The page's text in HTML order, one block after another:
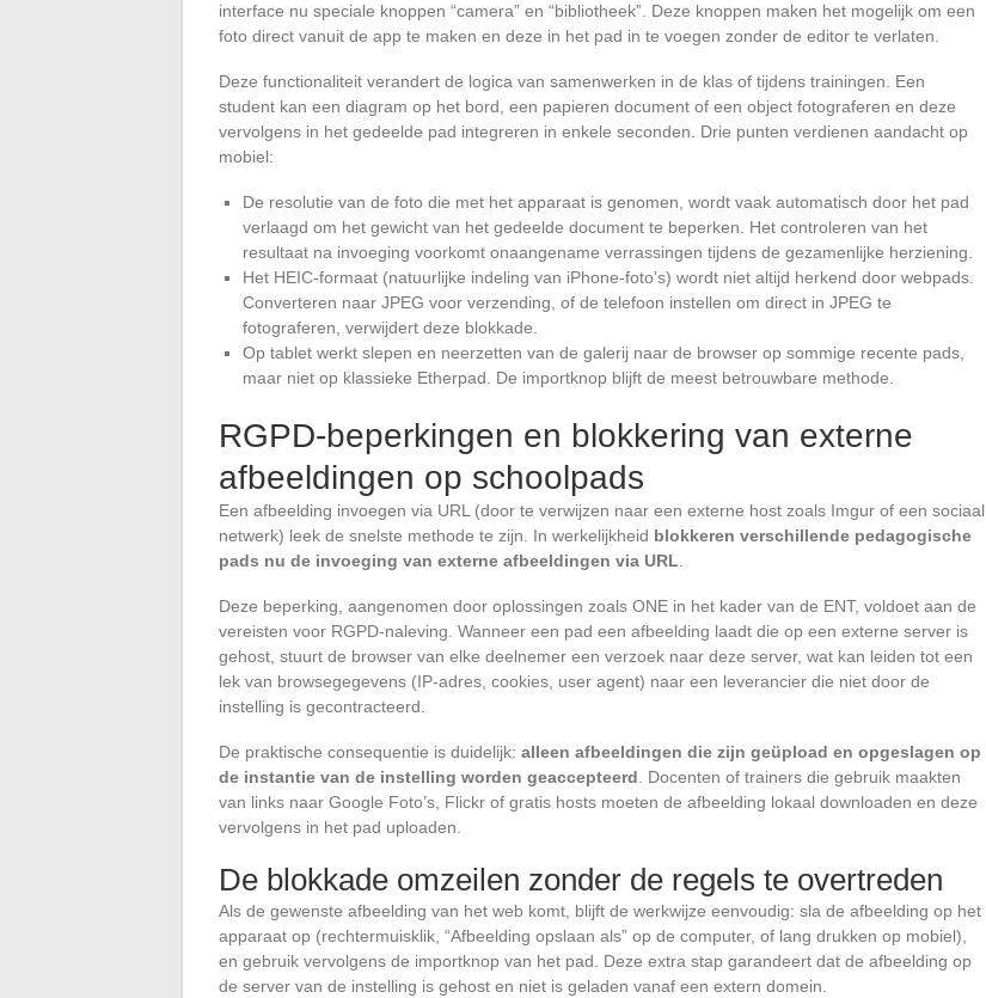
interface nu speciale knoppen “camera” en “bibliotheek”. Deze knoppen maken het mogelijk om een
foto direct vanuit de app te maken en deze in het pad in te voegen zonder de editor te verlaten.
Deze functionaliteit verandert de logica van samenwerken in de klas of tijdens trainingen. Een
student kan een diagram op het bord, een papieren document of een object fotograferen en deze
vervolgens in het gedeelde pad integreren in enkele seconden. Drie punten verdienen aandacht op
mobiel:
De resolutie van de foto die met het apparaat is genomen, wordt vaak automatisch door het pad
verlaagd om het gewicht van het gedeelde document te beperken. Het controleren van het
resultaat na invoeging voorkomt onaangename verrassingen tijdens de gezamenlijke herziening.
Het HEIC-formaat (natuurlijke indeling van iPhone-foto’s) wordt niet altijd herkend door webpads.
Converteren naar JPEG voor verzending, of de telefoon instellen om direct in JPEG te
fotograferen, verwijdert deze blokkade.
Op tablet werkt slepen en neerzetten van de galerij naar de browser op sommige recente pads,
maar niet op klassieke Etherpad. De importknop blijft de meest betrouwbare methode.
RGPD-beperkingen en blokkering van externe
afbeeldingen op schoolpads
Een afbeelding invoegen via URL (door te verwijzen naar een externe host zoals Imgur of een sociaal
netwerk) leek de snelste methode te zijn. In werkelijkheid blokkeren verschillende pedagogische
pads nu de invoeging van externe afbeeldingen via URL.
Deze beperking, aangenomen door oplossingen zoals ONE in het kader van de ENT, voldoet aan de
vereisten voor RGPD-naleving. Wanneer een pad een afbeelding laadt die op een externe server is
gehost, stuurt de browser van elke deelnemer een verzoek naar deze server, wat kan leiden tot een
lek van browsegegevens (IP-adres, cookies, user agent) naar een leverancier die niet door de
instelling is gecontracteerd.
De praktische consequentie is duidelijk: alleen afbeeldingen die zijn geüpload en opgeslagen op
de instantie van de instelling worden geaccepteerd. Docenten of trainers die gebruik maakten
van links naar Google Foto’s, Flickr of gratis hosts moeten de afbeelding lokaal downloaden en deze
vervolgens in het pad uploaden.
De blokkade omzeilen zonder de regels te overtreden
Als de gewenste afbeelding van het web komt, blijft de werkwijze eenvoudig: sla de afbeelding op het
apparaat op (rechtermuisklik, “Afbeelding opslaan als” op de computer, of lang drukken op mobiel),
en gebruik vervolgens de importknop van het pad. Deze extra stap garandeert dat de afbeelding op
de server van de instelling is gehost en niet is geladen vanaf een extern domein.